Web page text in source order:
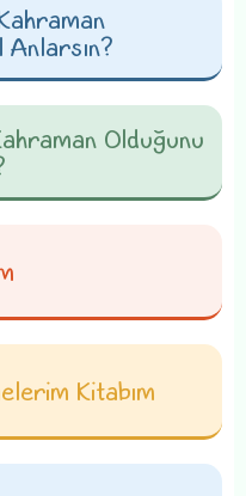
Anlarsın?
Olduğunu
Kitabım